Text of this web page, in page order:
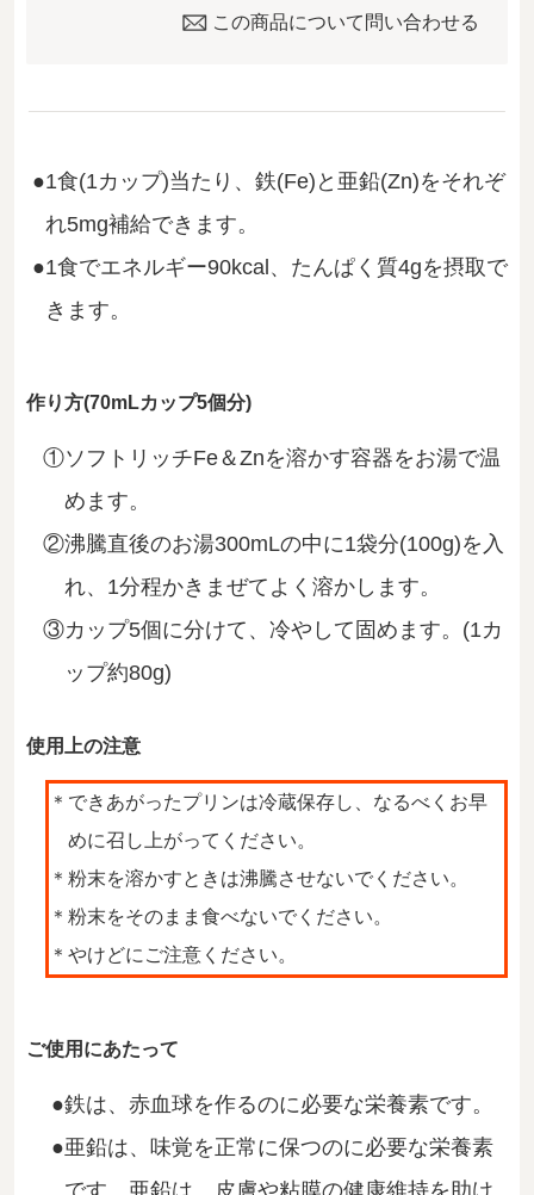
この商品について問い合わせる
1食(1カップ)当たり、鉄(Fe)と亜鉛(Zn)をそれぞ
れ5mg補給できます。
1食でエネルギー90kcal、たんぱく質4gを摂取で
きます。
作り方(70mLカップ5個分)
ソフトリッチFe＆Znを溶かす容器をお湯で温
めます。
沸騰直後のお湯300mLの中に1袋分(100g)を入
れ、1分程かきまぜてよく溶かします。
カップ5個に分けて、冷やして固めます。(1カ
ップ約80g)
使用上の注意
できあがったプリンは冷蔵保存し、なるべくお早
めに召し上がってください。
粉末を溶かすときは沸騰させないでください。
粉末をそのまま食べないでください。
やけどにご注意ください。
ご使用にあたって
鉄は、赤血球を作るのに必要な栄養素です。
亜鉛は、味覚を正常に保つのに必要な栄養素
です。亜鉛は、皮膚や粘膜の健康維持を助け